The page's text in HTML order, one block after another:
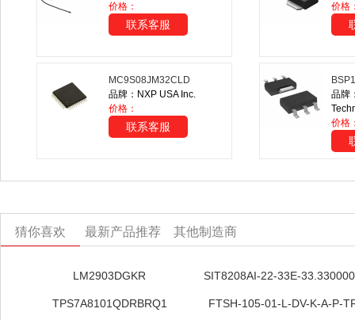
价格：
联系客服
价格
MC9S08JM32CLD
品牌：NXP USA Inc.
价格：
联系客服
品牌
价格
猜你喜欢 最新产品推荐 其他制造商
LM2903DGKR SIT8208AI-22-33E-
TPS7A8101QDRBRQ1 FTSH-105-01-L-DV-K-A-P-